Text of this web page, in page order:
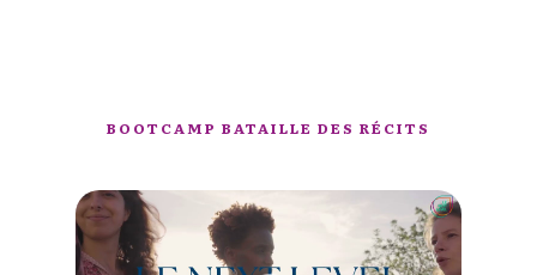
BOOTCAMP BATAILLE DES RÉCITS